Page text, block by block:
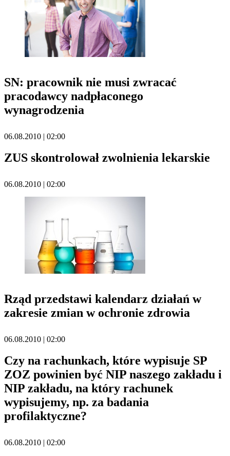
SN: pracownik nie musi zwracać
pracodawcy nadpłaconego
wynagrodzenia
06.08.2010 | 02:00
ZUS skontrolował zwolnienia lekarskie
06.08.2010 | 02:00
Rząd przedstawi kalendarz działań w
zakresie zmian w ochronie zdrowia
06.08.2010 | 02:00
Czy na rachunkach, które wypisuje SP
ZOZ powinien być NIP naszego zakładu i
NIP zakładu, na który rachunek
wypisujemy, np. za badania
profilaktyczne?
06.08.2010 | 02:00